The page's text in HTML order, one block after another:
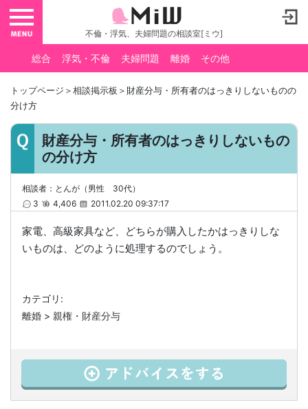
toggle navigation
不倫・浮気、夫婦問題の相談室[ミウ]
総合 浮気・不倫 夫婦問題 離婚 その他
トップページ ＞相談掲示板 ＞財産分与・所有者のはっきりしないものの
分け方
財産分与・所有者のはっきりしないもの
の分け方
相談者：とんが（男性 30代）
3
4,406 2011.02.20 09:37:17
家電、高級家具など、どちらが購入したかはっきりしな
いものは、どのように処理するのでしょう。
カテゴリ:
離婚 > 親権・財産分与